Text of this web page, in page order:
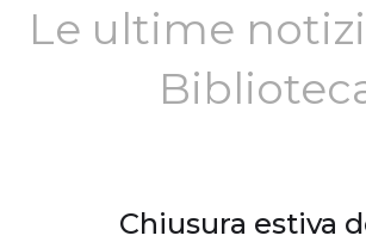
Le ultime
Chiusura estiva